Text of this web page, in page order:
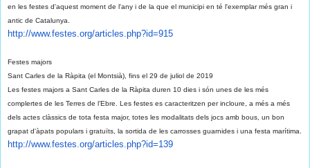
en les festes d'aquest moment de l'any i de la que el municipi en té l'exemplar més gran i
antic de Catalunya.
http://www.festes.org/articles.php?id=915
Festes majors
Sant Carles de la Ràpita (el Montsià), fins el 29 de juliol de 2019
Les festes majors a Sant Carles de la Ràpita duren 10 dies i són unes de les més
complertes de les Terres de l’Ebre. Les festes es caracteritzen per incloure, a més a més
dels actes clàssics de tota festa major, totes les modalitats dels jocs amb bous, un bon
grapat d'àpats populars i gratuïts, la sortida de les carrosses guarnides i una festa marítima.
http://www.festes.org/articles.php?id=139